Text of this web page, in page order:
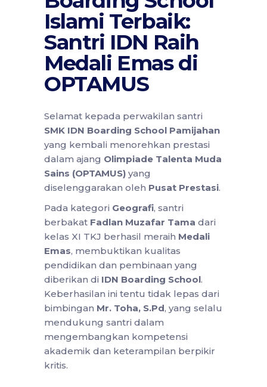
Islami Terbaik:
Santri IDN Raih
Medali Emas di
OPTAMUS
Selamat kepada perwakilan santri
SMK IDN Boarding School Pamijahan
yang kembali menorehkan prestasi
dalam ajang Olimpiade Talenta Muda
Sains (OPTAMUS) yang
diselenggarakan oleh Pusat Prestasi.
Pada kategori Geografi, santri
berbakat Fadlan Muzafar Tama dari
kelas XI TKJ berhasil meraih Medali
Emas, membuktikan kualitas
pendidikan dan pembinaan yang
diberikan di IDN Boarding School.
Keberhasilan ini tentu tidak lepas dari
bimbingan Mr. Toha, S.Pd, yang selalu
mendukung santri dalam
mengembangkan kompetensi
akademik dan keterampilan berpikir
kritis.